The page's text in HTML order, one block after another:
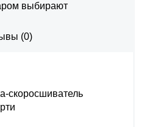
выбирают
(0)
скоросшиватель